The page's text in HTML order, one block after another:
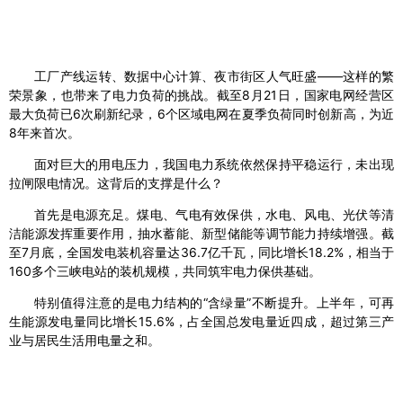
工厂产线运转、数据中心计算、夜市街区人气旺盛——这样的繁
荣景象，也带来了电力负荷的挑战。截至8月21日，国家电网经营区
最大负荷已6次刷新纪录，6个区域电网在夏季负荷同时创新高，为近
8年来首次。
面对巨大的用电压力，我国电力系统依然保持平稳运行，未出现
拉闸限电情况。这背后的支撑是什么？
首先是电源充足。煤电、气电有效保供，水电、风电、光伏等清
洁能源发挥重要作用，抽水蓄能、新型储能等调节能力持续增强。截
至7月底，全国发电装机容量达36.7亿千瓦，同比增长18.2%，相当于
160多个三峡电站的装机规模，共同筑牢电力保供基础。
特别值得注意的是电力结构的“含绿量”不断提升。上半年，可再
生能源发电量同比增长15.6%，占全国总发电量近四成，超过第三产
业与居民生活用电量之和。